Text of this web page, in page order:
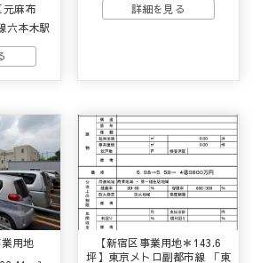
元麻布
六本木駅
用地
【新宿区事業用地＊143.6
坪】東京メトロ副都市線 「東